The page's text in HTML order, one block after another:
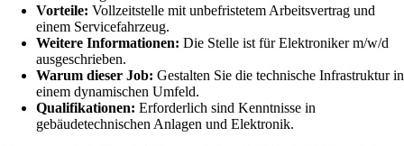
Vorteile: Vollzeitstelle mit unbefristetem Arbeitsvertrag und
einem Servicefahrzeug.
Weitere Informationen: Die Stelle ist für Elektroniker m/w/d
ausgeschrieben.
Warum dieser Job: Gestalten Sie die technische Infrastruktur in
einem dynamischen Umfeld.
Qualifikationen: Erforderlich sind Kenntnisse in
gebäudetechnischen Anlagen und Elektronik.